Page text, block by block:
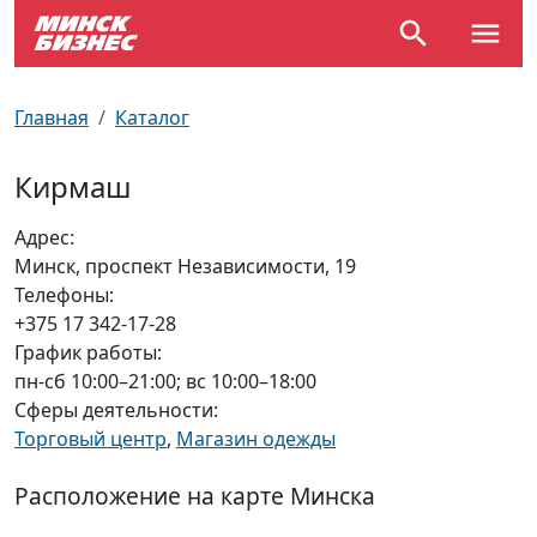
Главная Каталог
Кирмаш
Адрес:
Минск, проспект Независимости, 19
Телефоны:
+375 17 342-17-28
График работы:
пн-сб 10:00–21:00; вс 10:00–18:00
Сферы деятельности:
Торговый центр, Магазин одежды
Расположение на карте Минска
Улицы Минска
Производственный календарь
Документы для ЗАГСа
Пробки на дорогах
Самолеты